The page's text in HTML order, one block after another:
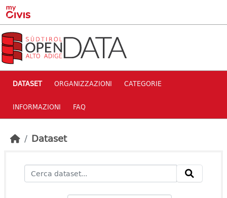
Skip to main content
DATASET ORGANIZZAZIONI CATEGORIE
INFORMAZIONI FAQ
Dataset